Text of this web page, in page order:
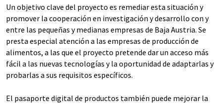
Un objetivo clave del proyecto es remediar esta situación y
promover la cooperación en investigación y desarrollo con y
entre las pequeñas y medianas empresas de Baja Austria. Se
presta especial atención a las empresas de producción de
alimentos, a las que el proyecto pretende dar un acceso más
fácil a las nuevas tecnologías y la oportunidad de adaptarlas y
probarlas a sus requisitos específicos.
El pasaporte digital de productos también puede mejorar la